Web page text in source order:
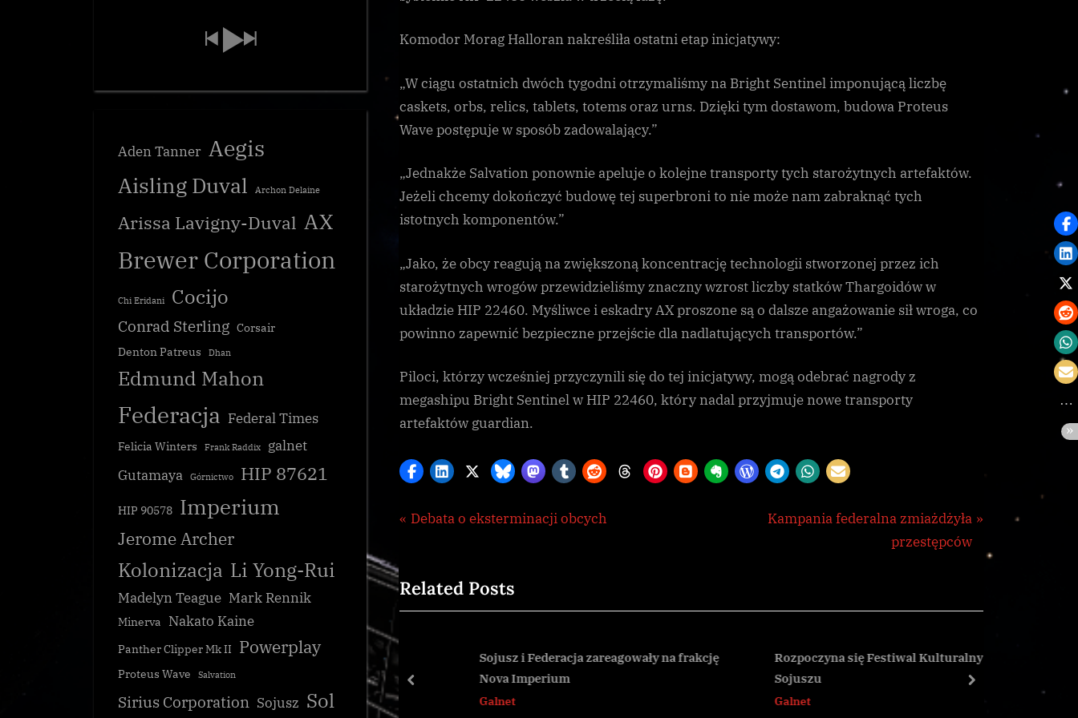
Komodor Morag Halloran nakreśliła ostatni etap inicjatywy:
„W ciągu ostatnich dwóch tygodni otrzymaliśmy na Bright Sentinel imponującą liczbę
caskets, orbs, relics, tablets, totems oraz urns. Dzięki tym dostawom, budowa Proteus
Wave postępuje w sposób zadowalający.”
„Jednakże Salvation ponownie apeluje o kolejne transporty tych starożytnych artefaktów.
Jeżeli chcemy dokończyć budowę tej superbroni to nie może nam zabraknąć tych
istotnych komponentów.”
„Jako, że obcy reagują na zwiększoną koncentrację technologii stworzonej przez ich
starożytnych wrogów przewidzieliśmy znaczny wzrost liczby statków Thargoidów w
układzie HIP 22460. Myśliwce i eskadry AX proszone są o dalsze angażowanie sił wroga, co
powinno zapewnić bezpieczne przejście dla nadlatujących transportów.”
Piloci, którzy wcześniej przyczynili się do tej inicjatywy, mogą odebrać nagrody z
megashipu Bright Sentinel w HIP 22460, który nadal przyjmuje nowe transporty
artefaktów guardian.
CG
,
news
Nawigacja
P
v
i
s
Debata o eksterminacji obcych
N
P
Kampania federalna zmiażdżyła
przestępców
Related Posts
[CG] Kampania Instytutu Palina
Sojusz i Federacja zareagowały na frakcję
Nova Imperium
Rozpoczyna się Festiwal Kulturalny w
Sojuszu
prev next
Aden Tanner Aegis
Aisling Duval Archon Delaine
Arissa Lavigny-Duval AX
Brewer Corporation
Chi Eridani Cocijo
Conrad Sterling Corsair
Denton Patreus
Dhan
Edmund Mahon
Federacja Federal Times
Felicia Winters Frank Raddix
galnet
Gutamaya
Górnictwo HIP 87621
HIP 90578 Imperium
Jerome Archer
Kolonizacja Li Yong-Rui
Madelyn Teague Mark Rennik
Minerva Nakato Kaine
Panther Clipper Mk II Powerplay
Proteus Wave Salvation
Sirius Corporation Sojusz Sol